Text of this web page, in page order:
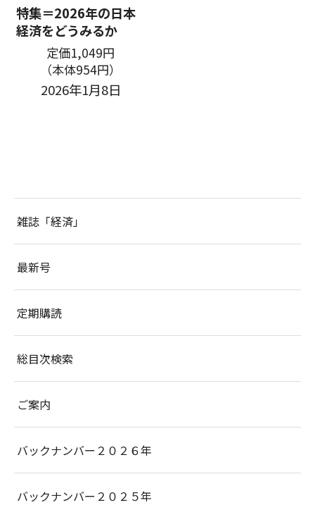
特集＝2026年の日本
経済をどうみるか
定価1,049円
（本体954円）
2026年1月8日
雑誌「経済」
最新号
定期購読
総目次検索
ご案内
バックナンバー２０２６年
バックナンバー２０２５年